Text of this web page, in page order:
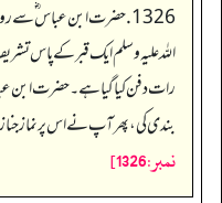
1326. حضرت ابن عباس
اللہ علیہ وسلم ایک قبر کے پاس
رات دفن کیا گیا ہے۔ حضرت ابن
بندی کی، پھر آپ نے اس پر نماز
نمبر:1326]